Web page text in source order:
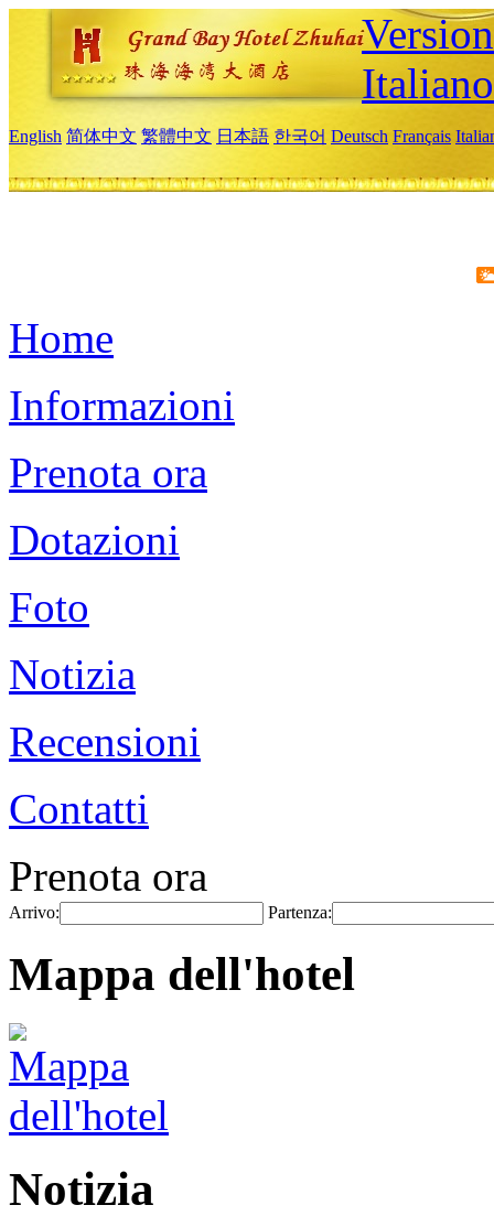
Italiano
English 简体中文 繁體中文 日本語 한국어 Deutsch Français
Home
Informazioni
Prenota ora
Dotazioni
Foto
Notizia
Recensioni
Contatti
Prenota ora
Arrivo: Partenza:
Mappa dell'hotel
Notizia